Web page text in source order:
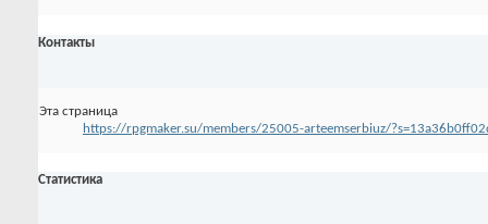
Контакты
Эта страница
https://rpgmaker.su/members/25005-arteemserbiuz/
Статистика